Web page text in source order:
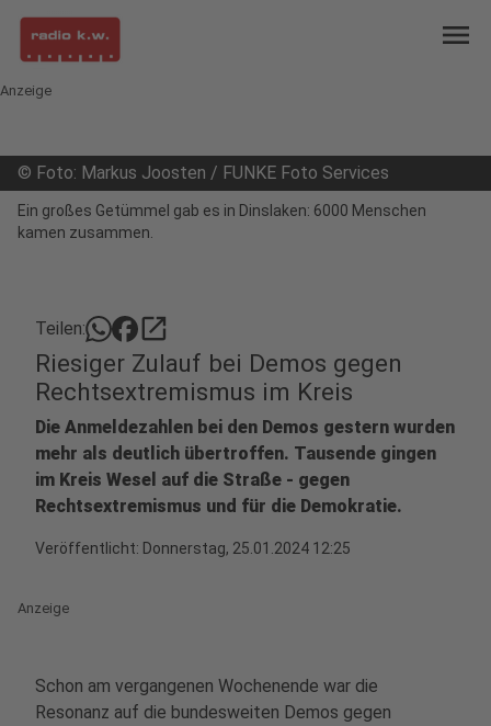
menu
Anzeige
© Foto: Markus Joosten / FUNKE Foto Services
Ein großes Getümmel gab es in Dinslaken: 6000 Menschen
kamen zusammen.
Teilen: open_in_new
Riesiger Zulauf bei Demos gegen
Rechtsextremismus im Kreis
Die Anmeldezahlen bei den Demos gestern wurden
mehr als deutlich übertroffen. Tausende gingen
im Kreis Wesel auf die Straße - gegen
Rechtsextremismus und für die Demokratie.
Veröffentlicht: Donnerstag, 25.01.2024 12:25
Anzeige
Schon am vergangenen Wochenende war die
Resonanz auf die bundesweiten Demos gegen